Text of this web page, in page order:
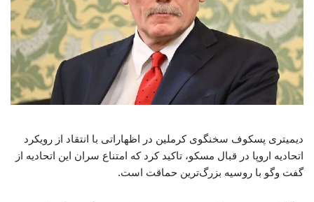
دیمیتری پسکوف سخنگوی کرملین در اظهاراتی با انتقاد از رویکرد
اتحادیه اروپا در قبال مسکو، تاکید کرد که امتناع سران این اتحادیه از
گفت وگو با روسیه بزرگ‌ترین حماقت است.